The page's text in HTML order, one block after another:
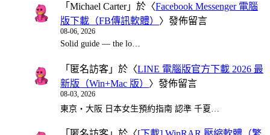
「 Michael Carter」於〈Facebook Messenger 電腦
版下載（FB傳訊軟體） 〉發佈留言
08-06, 2026
Solid guide — the lo…
「 匿名訪客 」於〈LINE 電腦版官方下載 2026 最
新版（Win+Mac 版） 〉發佈留言
08-03, 2026
東京・大阪 日本女生預約指南 認準 千夏…